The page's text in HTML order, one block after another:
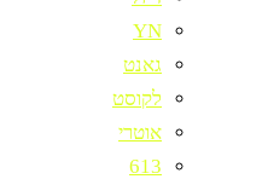
YN
גאנט
לקוסט
אוטרי
613